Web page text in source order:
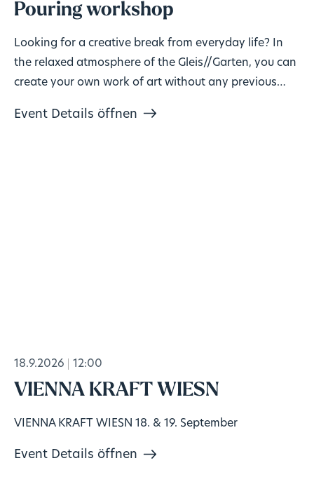
Pouring workshop
Looking for a creative break from everyday life? In
the relaxed atmosphere of the Gleis//Garten, you can
create your own work of art without any previous
Event Details öffnen
18.9.2026 12:00
VIENNA KRAFT WIESN
VIENNA KRAFT WIESN 18. & 19. September
Event Details öffnen